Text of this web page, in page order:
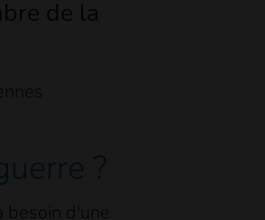
de la
?
d'une